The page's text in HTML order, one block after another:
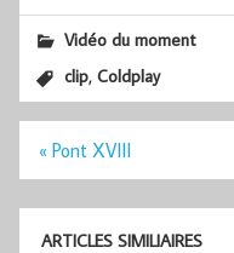
Vidéo du moment
clip,Coldplay
Navigation
« Pont XVIII
ARTICLES SIMILIAIRES